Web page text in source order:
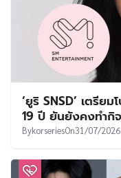
‘ยูริ SNSD’ เตรีย
19 ปี ยันยังคงทำกิ
BykorseriesOn31/07/2026